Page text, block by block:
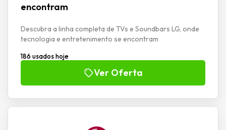
encontram
Descubra a linha completa de TVs e Soundbars LG, onde
tecnologia e entretenimento se encontram
186 usados hoje
Ver Oferta